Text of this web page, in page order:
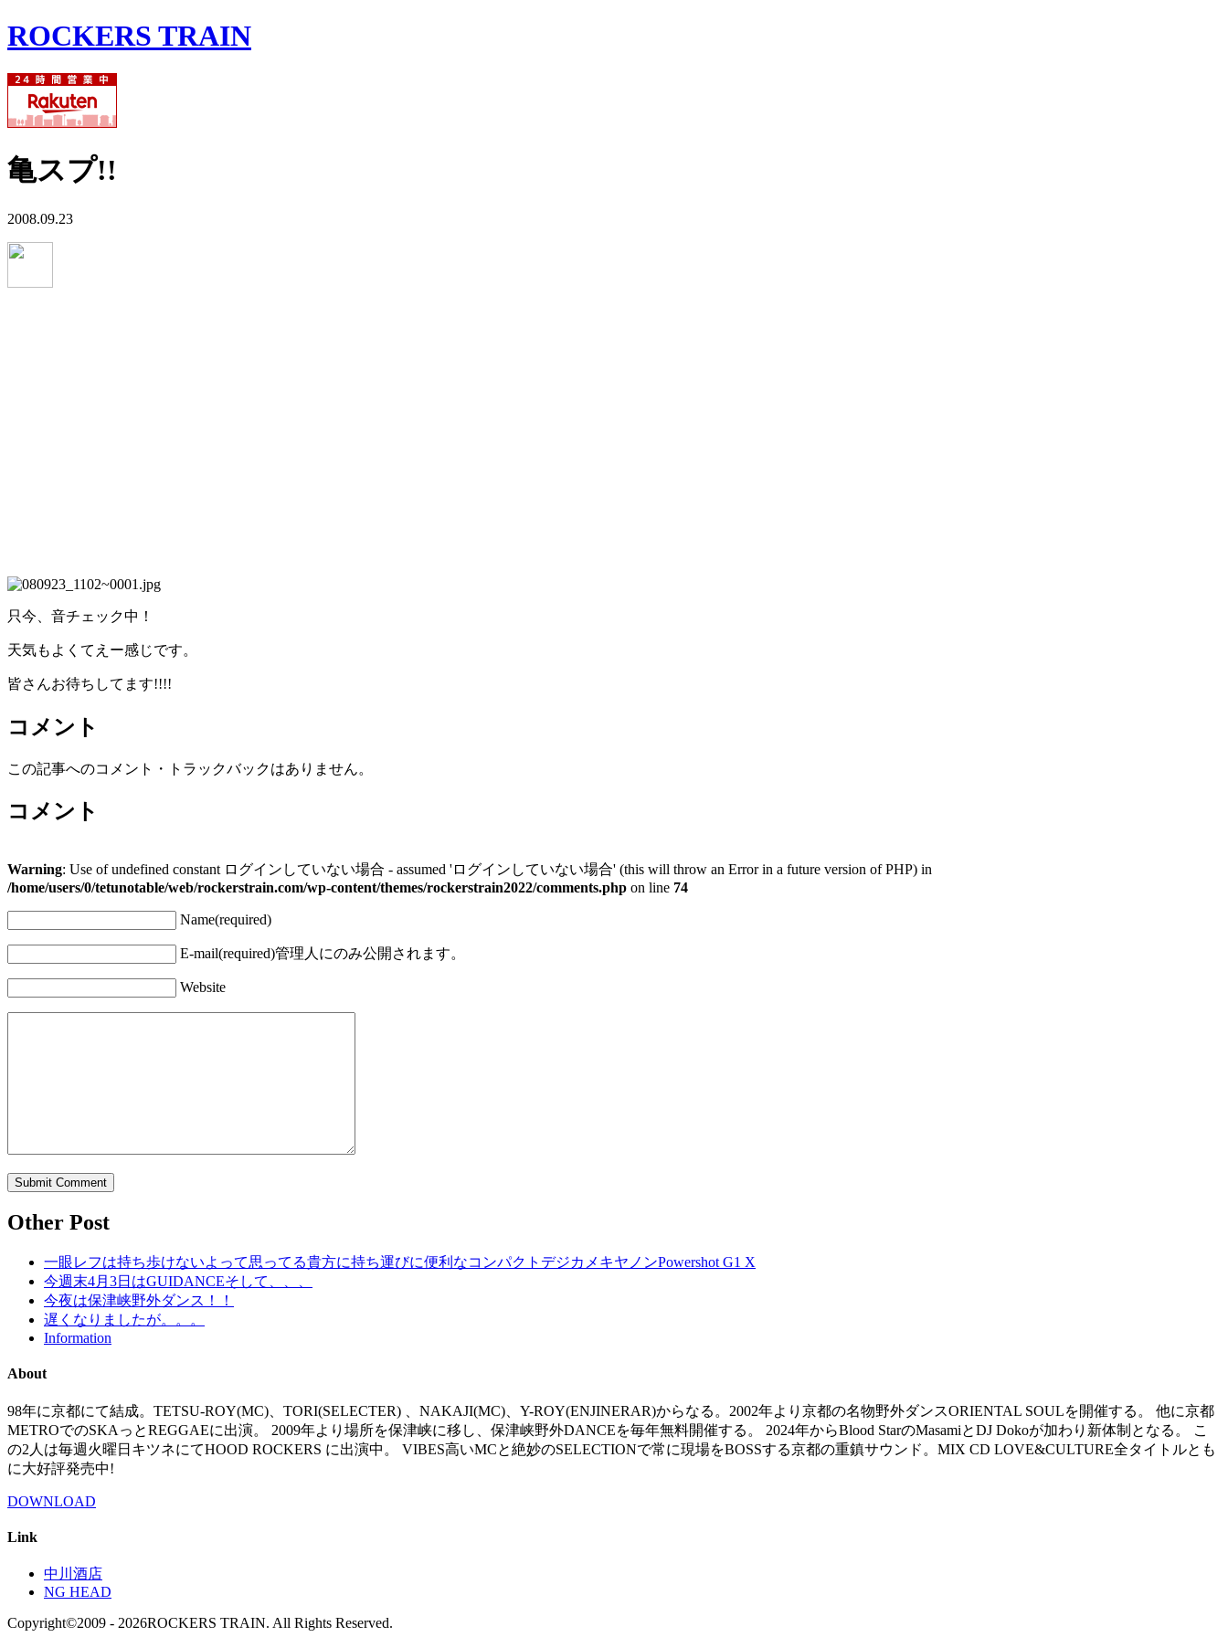
ROCKERS TRAIN
亀スプ!!
2008.09.23
只今、音チェック中！
天気もよくてえー感じです。
皆さんお待ちしてます!!!!
コメント
この記事へのコメント・トラックバックはありません。
コメント
Warning: Use of undefined constant ログインしていない場合 - assumed 'ログインしていない場合' (this will throw an Error in a future version of PHP) in
/home/users/0/tetunotable/web/rockerstrain.com/wp-content/themes/rockerstrain2022/comments.php on line 74
Name(required)
E-mail(required)管理人にのみ公開されます。
Website
Other Post
一眼レフは持ち歩けないよって思ってる貴方に持ち運びに便利なコンパクトデジカメキヤノンPowershot G1 X
今週末4月3日はGUIDANCEそして、、、
今夜は保津峡野外ダンス！！
遅くなりましたが。。。
Information
About
98年に京都にて結成。TETSU-ROY(MC)、TORI(SELECTER) 、NAKAJI(MC)、Y-ROY(ENJINERAR)からなる。2002年より京都の名物野外ダンスORIENTAL SOULを開催する。 他に京都
METROでのSKAっとREGGAEに出演。 2009年より場所を保津峡に移し、保津峡野外DANCEを毎年無料開催する。 2024年からBlood StarのMasamiとDJ Dokoが加わり新体制となる。 こ
の2人は毎週火曜日キツネにてHOOD ROCKERS に出演中。 VIBES高いMCと絶妙のSELECTIONで常に現場をBOSSする京都の重鎮サウンド。MIX CD LOVE&CULTURE全タイトルとも
に大好評発売中!
DOWNLOAD
Link
中川酒店
NG HEAD
Copyright©2009 - 2026ROCKERS TRAIN. All Rights Reserved.